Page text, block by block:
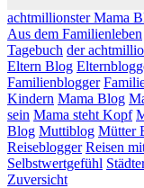
achtmillionster Mama
Aus dem Familienleben
Tagebuch der
Eltern Blog
Familienblogger
Kindern Mama Blog
sein Mama steht Kopf
Blog Muttiblog Mütter
Reiseblogger Reisen
Selbstwertgefühl
Zuversicht